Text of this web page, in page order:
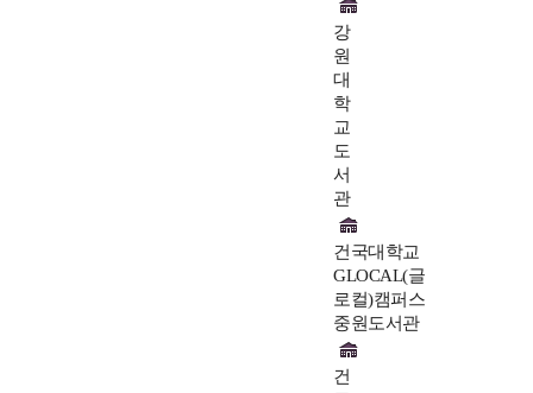
강
원
대
학
교
도
서
관
건국대학교
GLOCAL(글
로컬)캠퍼스
중원도서관
건